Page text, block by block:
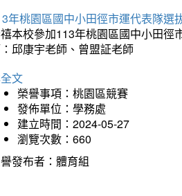
年桃園區國中小田徑市運代表隊選
本校參加113年桃園區國中小田徑
邱康宇老師、曾盟証老師
文
榮譽事項：桃園區競賽
發佈單位：學務處
建立時間：2024-05-27
瀏覽次數：660
發布者：體育組